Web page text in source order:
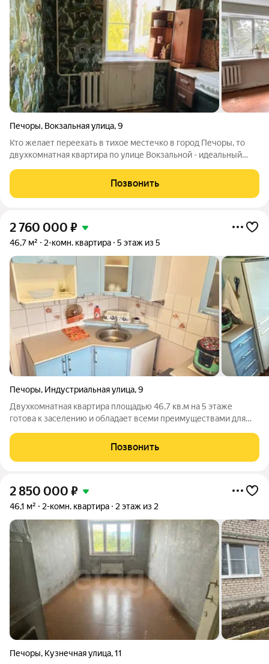
Печоры, Вокзальная улица,9
Кто желает переехать в тихое местечко в город Печоры, то
двухкомнатная квартира по улице Вокзальной - идеальный
пятиэтажного кирпичного дома. Удачная планировка на две
стороны позволит вам
Позвонить
2 760 000 ₽
46,7 м² 2-комн. квартира 5 этаж из 5
Печоры, Индустриальная улица,9
Двухкомнатная квартира площадью 46,7 кв.м на 5 этаже
готова к заселению и обладает всеми преимуществами для
с изолированными комнатами и раздельным санузлом,
отделанным практичной плиткой. В
Позвонить
2 850 000 ₽
46,1 м² 2-комн. квартира 2 этаж из 2
Печоры, Кузнечная улица,11